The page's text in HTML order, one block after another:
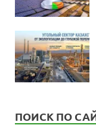
ПОИСК ПО